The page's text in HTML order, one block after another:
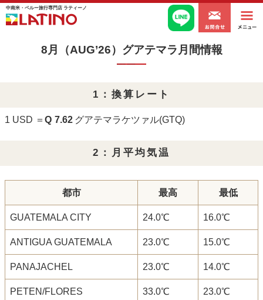
中南米・ペルー旅行専門店 ラティーノ
8月（AUG’26）グアテマラ月間情報
1：換算レート
1 USD ＝ Q 7.62 グアテマラケツァル(GTQ)
2：月平均気温
都市 最高 最低
GUATEMALA CITY 24.0℃ 16.0℃
ANTIGUA GUATEMALA 23.0℃ 15.0℃
PANAJACHEL 23.0℃ 14.0℃
PETEN/FLORES 33.0℃ 23.0℃